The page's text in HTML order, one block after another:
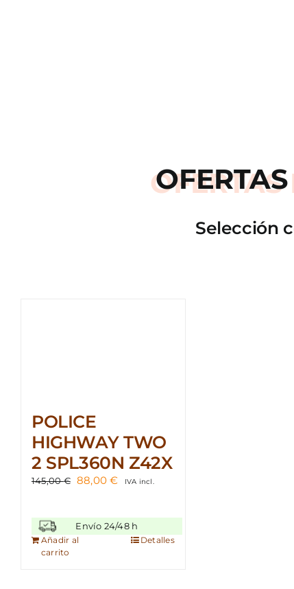
OFERTAS
Selección
POLICE
HIGHWAY TWO
2 SPL360N Z42X
145,00€ El
era:
145,00 €.
88,00€El
es:
88,00 €.
IVA incl.
Envío 24/48 h
Añadir al
carrito
Detalles